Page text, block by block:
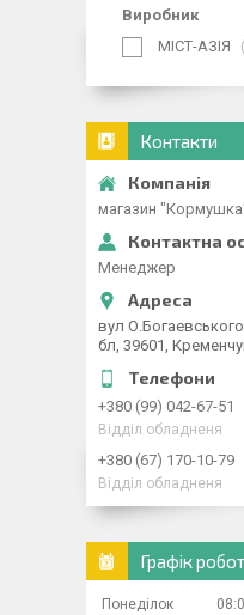
Виробник
МІСТ-АЗІЯ
Контакти
магазин
Менеджер
вул
бл, 39601,
+380 (99) 042-67-51
Відділ обладненя
+380 (67) 170-10-79
Відділ обладненя
Графік
Понеділок